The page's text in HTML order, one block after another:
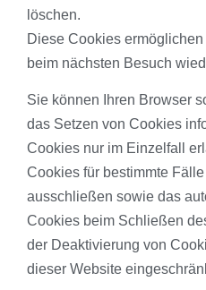
löschen.
Diese Cookies
beim nächsten Besuch
Sie können Ihren Browser
das Setzen von Cookies
Cookies nur im Einzelfall
Cookies für bestimmte Fälle
ausschließen sowie das
Cookies beim Schließen
der Deaktivierung von
dieser Website